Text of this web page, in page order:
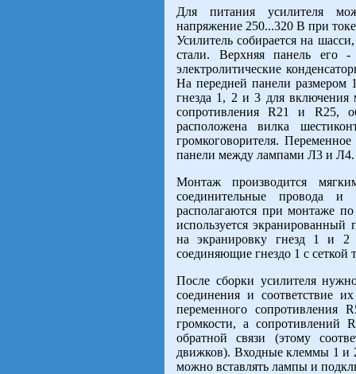
Для питания усилителя
напряжение 250...320 В при
Усилитель собирается на
стали. Верхняя панель его
электролитические
На передней панели размером
гнезда 1, 2 и 3 для включения
сопротивления R21 и R25,
расположена вилка
громкоговорителя.
панели между лампами Л3 и Л4.
Монтаж производится
соединительные провода и
располагаются при монтаже
используется
на экранировку гнезд 1 и 2
соединяющие гнездо 1 с сеткой
После сборки усилителя
соединения и соответствие
переменного сопротивления
громкости, а
обратной связи (этому
движков). Входные клеммы 1 и
можно вставлять лампы и